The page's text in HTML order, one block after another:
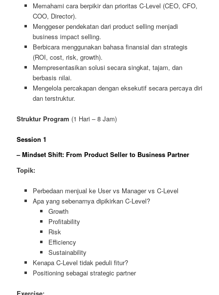
Memahami cara berpikir dan prioritas C-Level (CEO, CFO,
COO, Director).
Menggeser pendekatan dari product selling menjadi
business impact selling.
Berbicara menggunakan bahasa finansial dan strategis
(ROI, cost, risk, growth).
Mempresentasikan solusi secara singkat, tajam, dan
berbasis nilai.
Mengelola percakapan dengan eksekutif secara percaya diri
dan terstruktur.
Struktur Program (1 Hari – 8 Jam)
Session 1
– Mindset Shift: From Product Seller to Business Partner
Topik:
Perbedaan menjual ke User vs Manager vs C-Level
Apa yang sebenarnya dipikirkan C-Level?
Growth
Profitability
Risk
Efficiency
Sustainability
Kenapa C-Level tidak peduli fitur?
Positioning sebagai strategic partner